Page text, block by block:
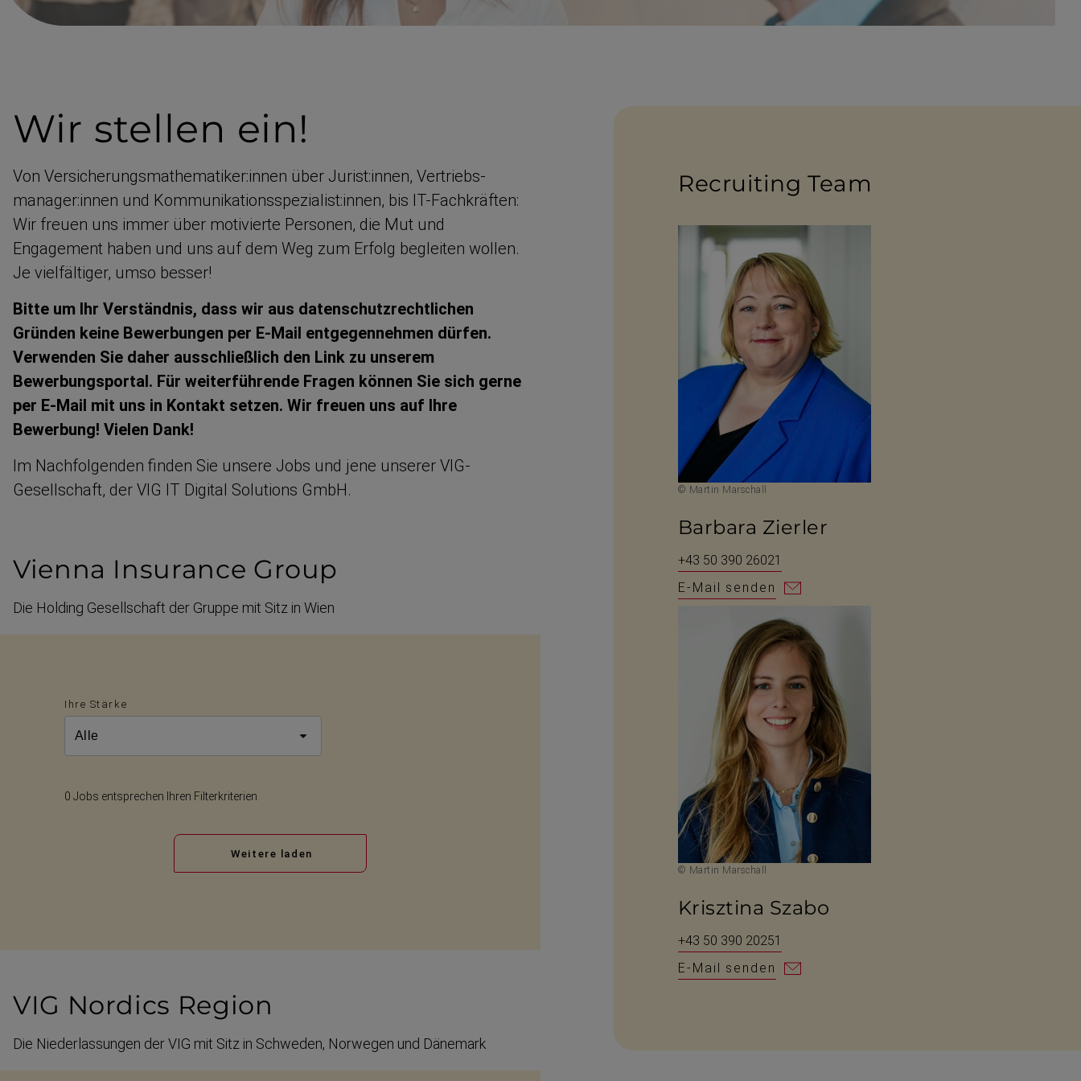
Wir stellen ein!
Von Versiche­rungs­ma­the­matiker:innen über Jurist:innen, Vertriebs­
manager:innen und Kommuni­ka­ti­ons­spe­zialist:innen, bis IT-​Fachkräften:
Wir freuen uns immer über motivierte Personen, die Mut und
Engagement haben und uns auf dem Weg zum Erfolg begleiten wollen.
Je vielfältiger, umso besser!
Bitte um Ihr Verständnis, dass wir aus datenschutz­recht­lichen
Gründen keine Bewerbungen per E-Mail entgegen­nehmen dürfen.
Verwenden Sie daher ausschließlich den Link zu unserem
Bewerbungs­portal. Für weiter­führende Fragen können Sie sich gerne
per E-Mail mit uns in Kontakt setzen. Wir freuen uns auf Ihre
Bewerbung! Vielen Dank!
Im Nachfol­genden finden Sie unsere Jobs und jene unserer VIG-​
Gesellschaft, der VIG IT Digital Solutions GmbH.
Vienna Insurance Group
Die Holding Gesell­schaft der Gruppe mit Sitz in Wien
Ihre Stärke
0 Jobs entsprechen Ihren Filterkriterien
Weitere laden
VIG Nordics Region
Die Nieder­las­sungen der VIG mit Sitz in Schweden, Norwegen und Dänemark
Recrui­ting Team
© Martin Marschall
Barbara Zierler
+43 50 390 26021
E-Mail senden
© Martin Marschall
Krisztina Szabo
+43 50 390 20251
E-Mail senden